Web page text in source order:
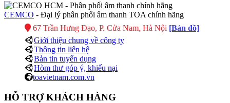
CEMCO - Đại lý phân phối âm thanh TOA chính hãng
67 Trần Hưng Đạo, P. Cửa Nam, Hà Nội [Bản đồ]
Giới thiệu chung về công ty
Thông tin liên hệ
Bản tin tuyển dụng
Hòm thư góp ý, khiếu nại
toavietnam.com.vn
HỖ TRỢ KHÁCH HÀNG